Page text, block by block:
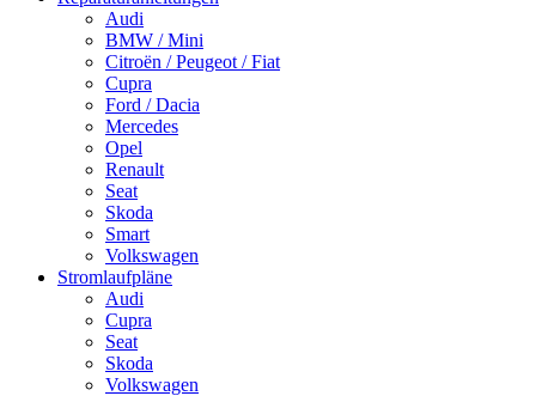
Audi
BMW / Mini
Citroën / Peugeot / Fiat
Cupra
Ford / Dacia
Mercedes
Opel
Renault
Seat
Skoda
Smart
Volkswagen
Stromlaufpläne
Audi
Cupra
Seat
Skoda
Volkswagen